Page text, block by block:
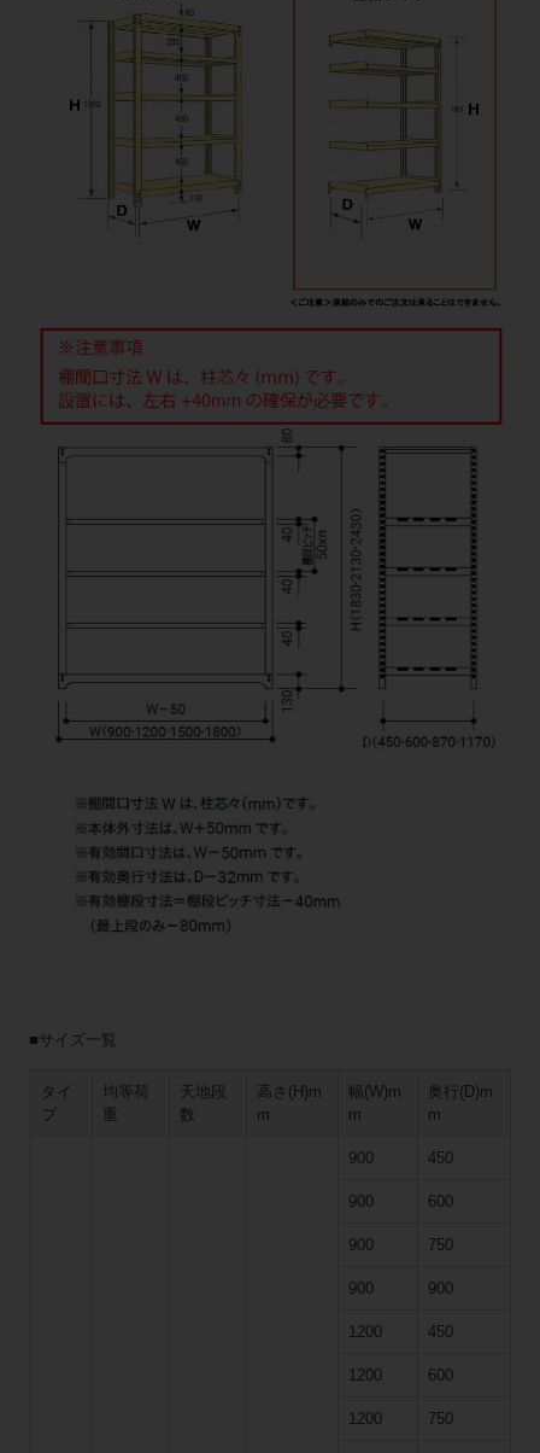
■サイズ一覧
タイ
プ
均等荷
天地段
数
高さ(H)m
m
幅(W)m
m
奥行(D)m
m
900 450
900 600
900 750
900 900
1200 450
1200 600
1200 750